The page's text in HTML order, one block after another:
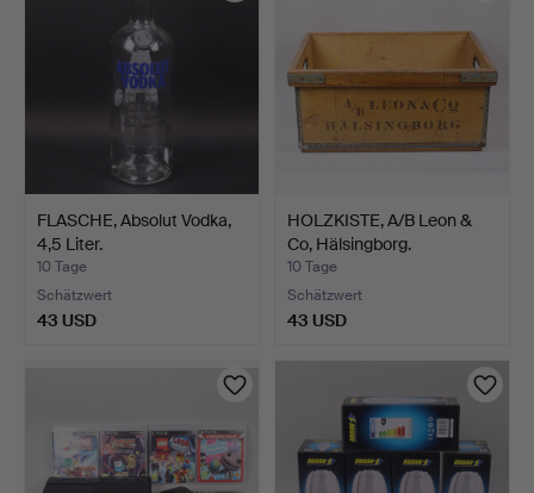
FLASCHE, Absolut Vodka,
4,5 Liter.
10 Tage
Schätzwert
43 USD
HOLZKISTE, A/B Leon &
Co, Hälsingborg.
10 Tage
Schätzwert
43 USD